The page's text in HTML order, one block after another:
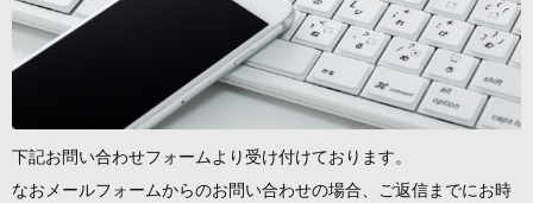
下記お問い合わせフォームより受け付けております。
なおメールフォームからのお問い合わせの場合、ご返信までにお時